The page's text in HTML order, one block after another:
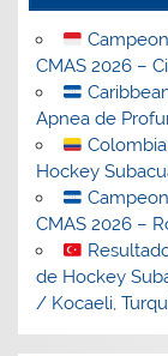
CMAS 2026 –
Apnea de
Hockey
CMAS 2026 –
de Hockey
/ Kocaeli,